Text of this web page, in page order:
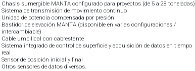
Chasis sumergible MANTA configurado para proyectos (de 5 a 28 toneladas)
Sistema de transmisión de movimiento continuo
Unidad de potencia compensada por presión
Bastidor de elevación MANTA (disponible en varias configuraciones /
intercambiable)
Cable umbilical con cabrestante
Sistema integrado de control de superficie y adquisición de datos en tiempo
real
Sensor de posición inicial y final
Otros sensores de datos diversos.